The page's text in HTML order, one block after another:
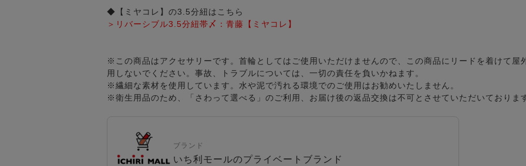
◆【ミヤコレ】の3.5分紐はこちら
＞リバーシブル3.5分紐帯〆：青藤【ミヤコレ】
※この商品はアクセサリーです。首輪としてはご使用いただけませんので、この商品にリードを着けて屋
用しないでください。事故、トラブルについては、一切の責任を負いかねます。
※繊細な素材を使用しています。水や泥で汚れる環境でのご使用はお勧めいたしません。
※衛生用品のため、「さわって選べる」のご利用、お届け後の返品交換は不可とさせていただいておりま
ブランド
いち利モールのプライベートブランド